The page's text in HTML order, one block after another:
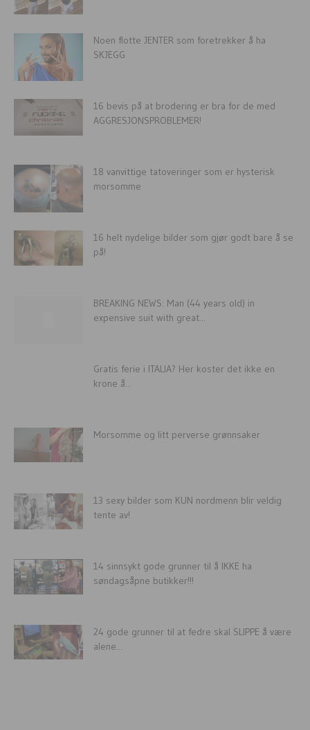
Noen flotte JENTER som foretrekker å ha
SKJEGG
16 bevis på at brodering er bra for de med
AGGRESJONSPROBLEMER!
18 vanvittige tatoveringer som er hysterisk
morsomme
16 helt nydelige bilder som gjør godt bare å se
på!
BREAKING NEWS: Man (44 years old) in
expensive suit with great...
Gratis ferie i ITALIA? Her koster det ikke en
krone å...
Morsomme og litt perverse grønnsaker
13 sexy bilder som KUN nordmenn blir veldig
tente av!
14 sinnsykt gode grunner til å IKKE ha
søndagsåpne butikker!!!
24 gode grunner til at fedre skal SLIPPE å være
alene...